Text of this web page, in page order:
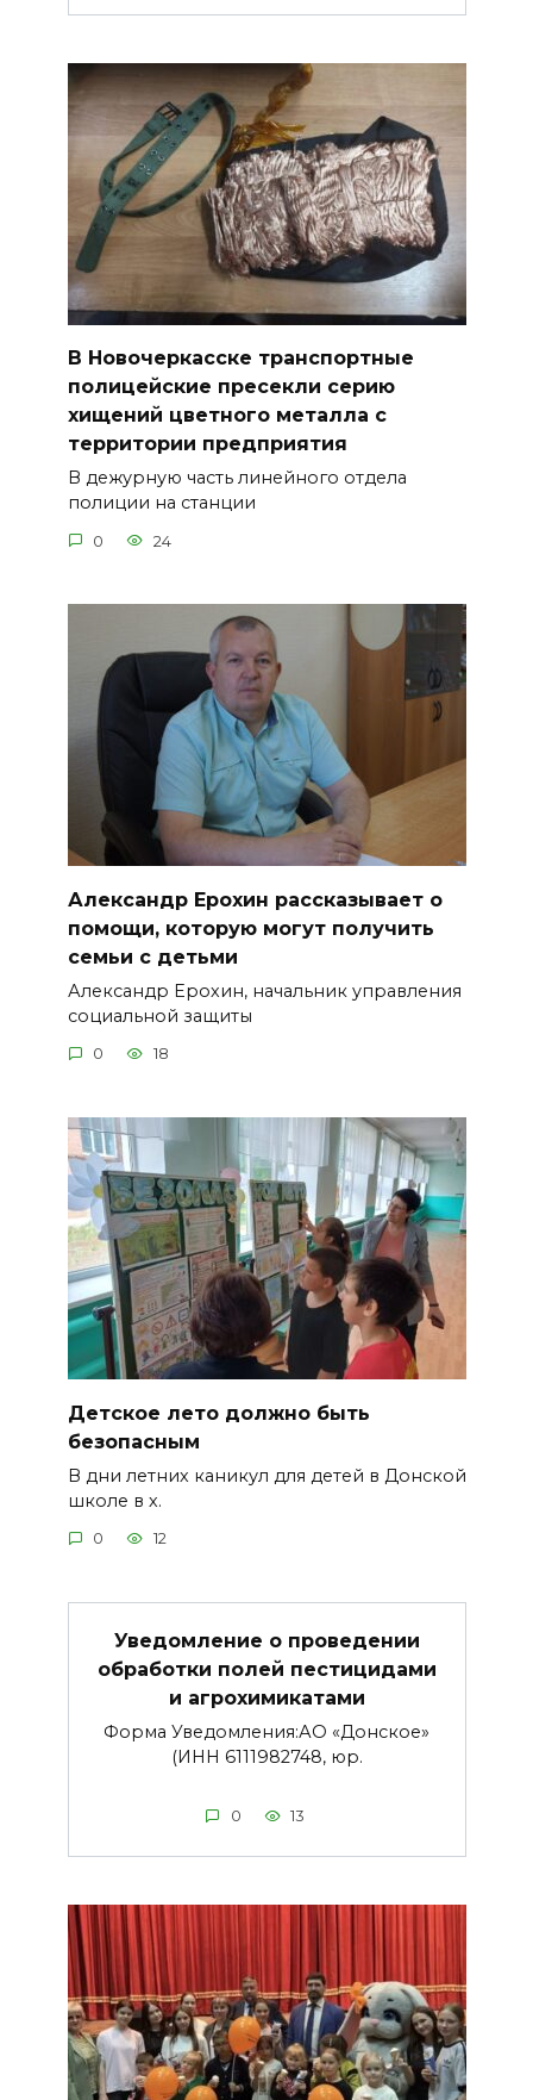
В Новочеркасске транспортные
полицейские пресекли серию
хищений цветного металла с
территории предприятия
В дежурную часть линейного отдела
полиции на станции
0 24
Александр Ерохин рассказывает о
помощи, которую могут получить
семьи с детьми
Александр Ерохин, начальник управления
социальной защиты
0 18
Детское лето должно быть
безопасным
В дни летних каникул для детей в Донской
школе в х.
0 12
Уведомление о проведении
обработки полей пестицидами
и агрохимикатами
Форма Уведомления:АО «Донское»
(ИНН 6111982748, юр.
0 13